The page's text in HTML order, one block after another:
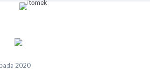
2020